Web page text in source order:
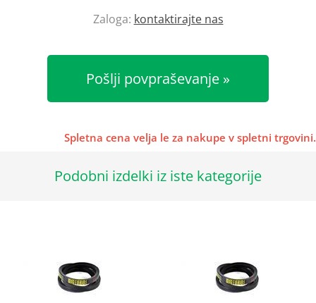
Zaloga: kontaktirajte nas
Pošlji povpraševanje
Spletna cena velja le za nakupe v spletni trgovini.
Podobni izdelki iz iste kategorije